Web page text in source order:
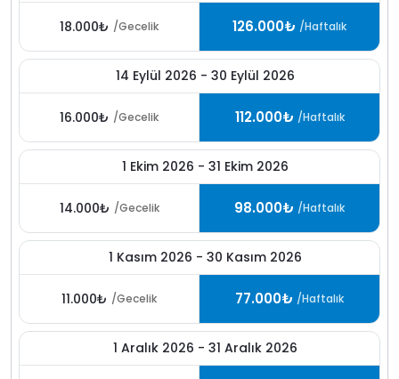
18.000₺ /Gecelik 126.000₺ /Haftalık
14 Eylül 2026 - 30 Eylül 2026
16.000₺ /Gecelik 112.000₺ /Haftalık
1 Ekim 2026 - 31 Ekim 2026
14.000₺ /Gecelik 98.000₺ /Haftalık
1 Kasım 2026 - 30 Kasım 2026
11.000₺ /Gecelik 77.000₺ /Haftalık
1 Aralık 2026 - 31 Aralık 2026